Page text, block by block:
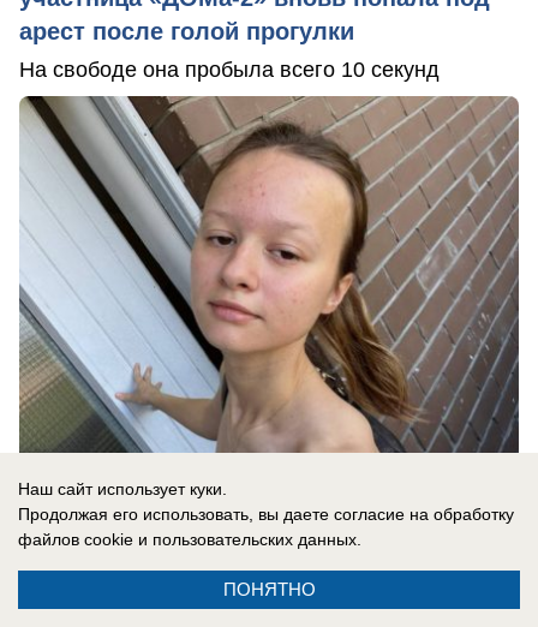
арест после голой прогулки
На свободе она пробыла всего 10 секунд
08.08.2026
В России
«Это рассчитано на мирных людей»: ВСУ
Наш сайт использует куки.
Продолжая его использовать, вы даете согласие на обработку
файлов cookie и пользовательских данных.
ПОНЯТНО